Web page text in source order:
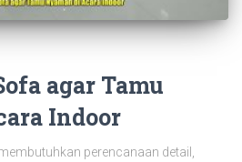
agar Tamu
Indoor
perencanaan detail,